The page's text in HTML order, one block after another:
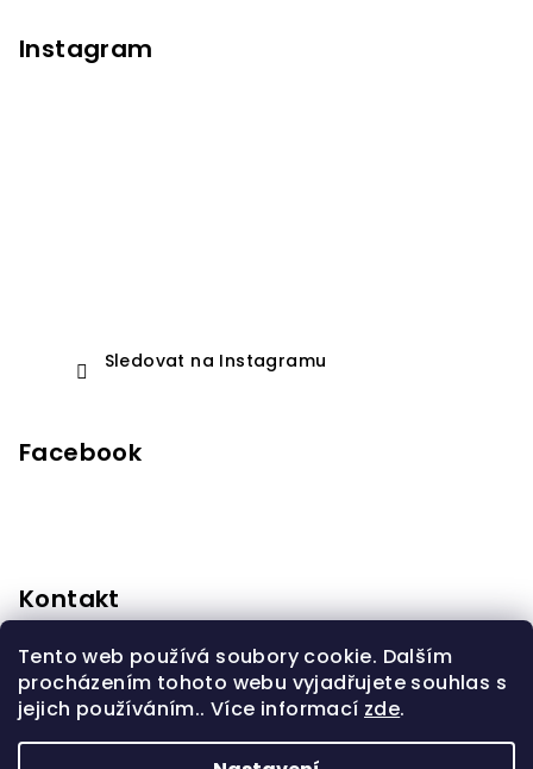
Tento web používá soubory cookie. Dalším
procházením tohoto webu vyjadřujete souhlas s
jejich používáním.. Více informací zde.
Instagram
Sledovat na Instagramu
Facebook
Kontakt
anidorprodeti@ seznam.cz
+420603310232